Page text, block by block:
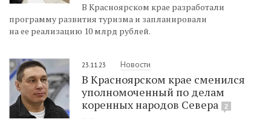
В Красноярском крае разработали
программу развития туризма и запланировали
на ее реализацию 10 млрд рублей.
23.11.23 Новости
В Красноярском крае сменился
уполномоченный по делам
коренных народов Севера
2